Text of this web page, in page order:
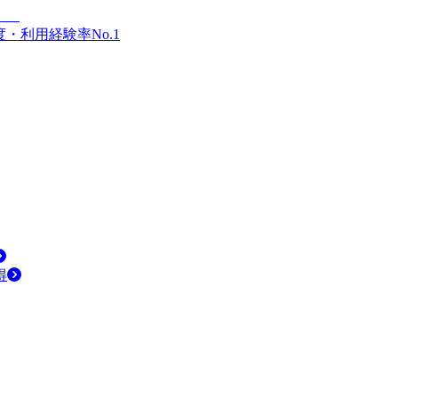
・利用経験率No.1